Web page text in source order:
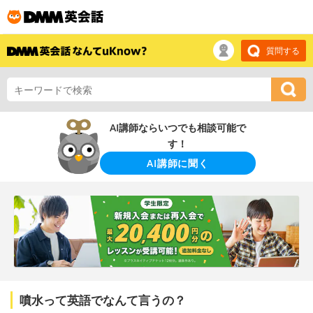
質問する
AI講師ならいつでも相談可能で
す！
AI講師に聞く
噴水って英語でなんて言うの？